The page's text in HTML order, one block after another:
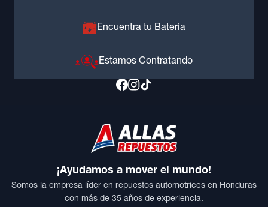
Encuentra tu Batería
Estamos Contratando
¡Ayudamos a mover el mundo!
Somos la empresa líder en repuestos automotrices en Honduras
con más de 35 años de experiencia.